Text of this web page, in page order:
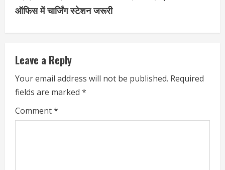
ऑफिस में चार्जिंग स्टेशन जरूरी
Leave a Reply
Your email address will not be published. Required
fields are marked *
Comment*